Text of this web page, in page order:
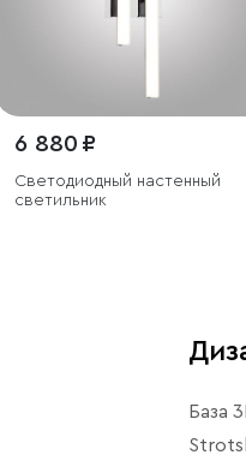
6 880 ₽
Светодиодный настенный
светильник
База